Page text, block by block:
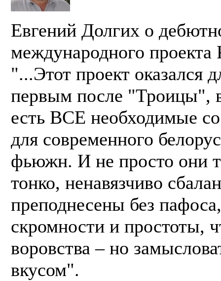
Евгений Долгих о
международного проекта
"...Этот проект оказался
первым после "Троицы",
есть ВСЕ необходимые
для современного
фьюжн. И не просто они
тонко, ненавязчиво
преподнесены без
скромности и простоты,
воровства – но
вкусом".